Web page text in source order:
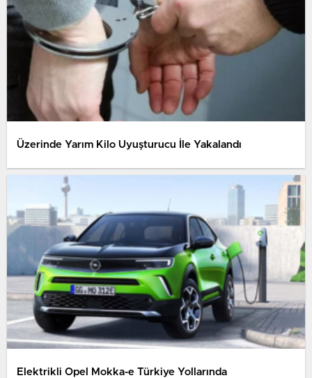
Üzerinde Yarım Kilo Uyuşturucu İle Yakalandı
Elektrikli Opel Mokka-e Türkiye Yollarında